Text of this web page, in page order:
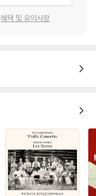
혜택 및 유의사항